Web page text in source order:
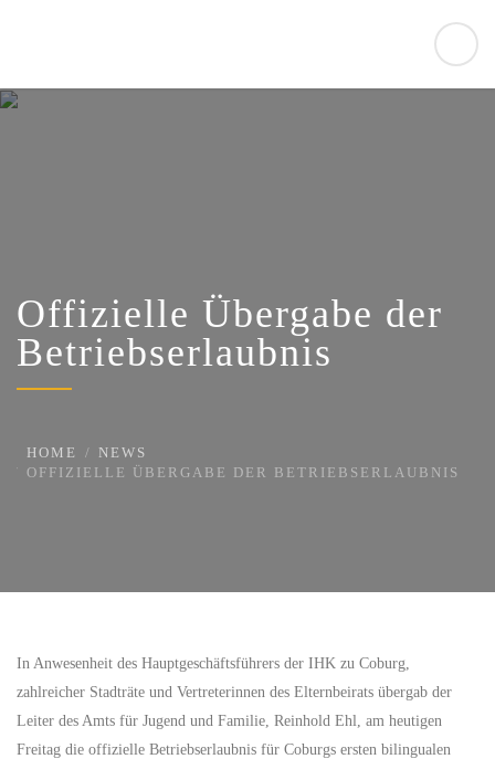
Offizielle Übergabe der
Betriebserlaubnis
HOME
NEWS
OFFIZIELLE ÜBERGABE DER BETRIEBSERLAUBNIS
In Anwesenheit des Hauptgeschäftsführers der IHK zu Coburg,
zahlreicher Stadträte und Vertreterinnen des Elternbeirats übergab der
Leiter des Amts für Jugend und Familie, Reinhold Ehl, am heutigen
Freitag die offizielle Betriebserlaubnis für Coburgs ersten bilingualen